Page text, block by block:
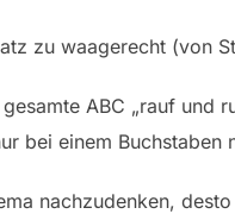
zu waagerecht (von
ABC „rauf und
bei einem
nachzudenken,